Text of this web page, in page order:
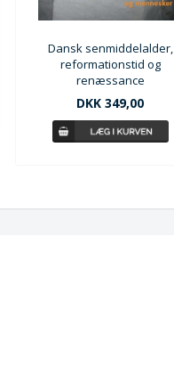
Dansk senmiddelalder,
reformationstid og
renæssance
DKK 349,00